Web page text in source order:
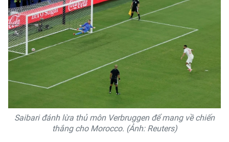
Saibari đánh lừa thủ môn Verbruggen để mang về chiến
thắng cho Morocco. (Ảnh: Reuters)